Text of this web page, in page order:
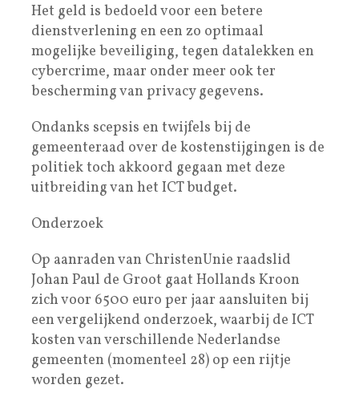
Het geld is bedoeld voor een betere
dienstverlening en een zo optimaal
mogelijke beveiliging, tegen datalekken en
cybercrime, maar onder meer ook ter
bescherming van privacy gegevens.
Ondanks scepsis en twijfels bij de
gemeenteraad over de kostenstijgingen is de
politiek toch akkoord gegaan met deze
uitbreiding van het ICT budget.
Onderzoek
Op aanraden van ChristenUnie raadslid
Johan Paul de Groot gaat Hollands Kroon
zich voor 6500 euro per jaar aansluiten bij
een vergelijkend onderzoek, waarbij de ICT
kosten van verschillende Nederlandse
gemeenten (momenteel 28) op een rijtje
worden gezet.